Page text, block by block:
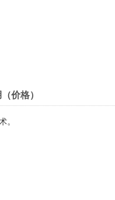
价格）
。